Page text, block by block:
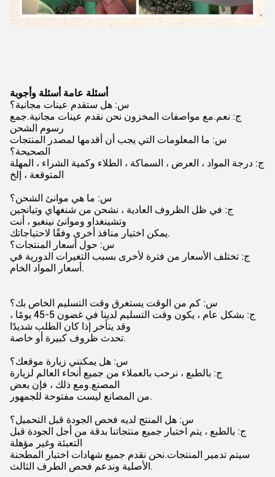
أسئلة عامة أسئلة وأجوبة
س: هل ستقدم عينات مجانية؟
ج: نعم.مع مواصفات المخزون نحن نقدم عينات مجانية.جمع
رسوم الشحن
س: ما المعلومات التي يجب أن أقدمها لمصدر المنتجات
الصحيحة؟
ج: درجة المواد ، العرض ، السماكة ، الطلاء وكمية الشراء ، المهلة
المتوقعة ، إلخ
س: ما هي موانئ الشحن؟
ج: في ظل الظروف العادية ، نشحن من شنغهاي وتيانجين
وتشينغداو وموانئ نينغبو ، أنت
يمكن اختيار منافذ أخرى وفقًا لاحتياجاتك.
س: حول أسعار المنتجات؟
ج: تختلف الأسعار من فترة لأخرى بسبب التغيرات الدورية في
أسعار المواد الخام.
س: كم من الوقت يستغرق وقت التسليم الخاص بك؟
ج: بشكل عام ، يكون وقت التسليم لدينا في غضون 5-45 يومًا ،
وقد يتأخر إذا كان الطلب شديدًا
تحدث ظروف كبيرة أو خاصة.
س: هل يمكنني زيارة موقعك؟
ج: بالطبع ، نرحب بالعملاء من جميع أنحاء العالم لزيارة
المصنع.ومع ذلك ، فإن بعض
من المصانع ليست مفتوحة للجمهور.
س: هل المنتج لديه فحص الجودة قبل التحميل؟
ج: بالطبع ، يتم اختبار جميع منتجاتنا بدقة من أجل الجودة قبل
التعبئة وغير مؤهلة
سيتم تدمير المنتجات.نحن نقدم جميع شهادات اختبار المطحنة
الأصلية وندعم فحص الطرف الثالث.